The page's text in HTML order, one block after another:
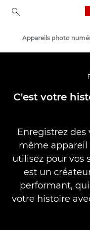
Appareils photo
C'est votre
Enregistrez des
même
utilisez pour vos
est un
performant,
votre histoire